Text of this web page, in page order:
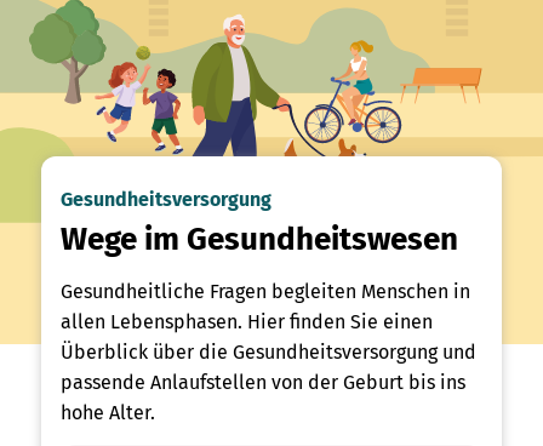
Gesundheitsversorgung
Wege im Gesundheitswesen
Gesundheitliche Fragen begleiten Menschen in
allen Lebensphasen. Hier finden Sie einen
Überblick über die Gesundheitsversorgung und
passende Anlaufstellen von der Geburt bis ins
hohe Alter.